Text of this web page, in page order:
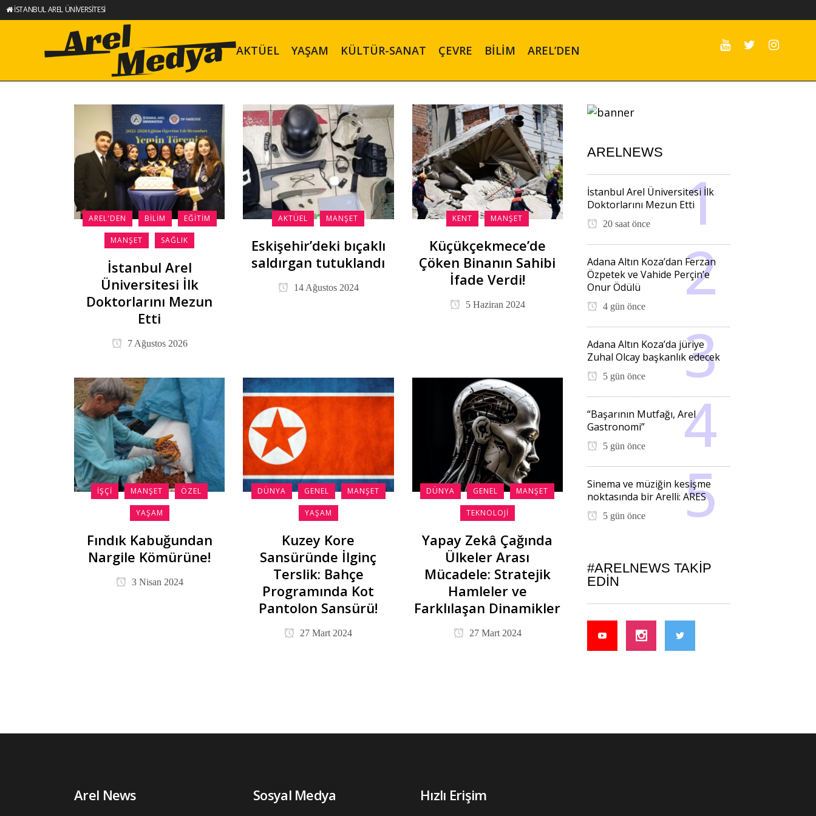
İSTANBUL AREL ÜNİVERSİTESİ
AKTÜEL YAŞAM KÜLTÜR-SANAT ÇEVRE BILIM AREL’DEN
AREL'DEN BILIM EĞITIM
MANŞET SAĞLIK
İstanbul Arel
Üniversitesi İlk
Doktorlarını Mezun
Etti
7 Ağustos 2026
AKTÜEL MANŞET
Eskişehir’deki bıçaklı
saldırgan tutuklandı
14 Ağustos 2024
KENT MANŞET
Küçükçekmece’de
Çöken Binanın Sahibi
İfade Verdi!
5 Haziran 2024
İŞÇI MANŞET ÖZEL
YAŞAM
Fındık Kabuğundan
Nargile Kömürüne!
3 Nisan 2024
DÜNYA GENEL MANŞET
YAŞAM
Kuzey Kore
Sansüründe İlginç
Terslik: Bahçe
Programında Kot
Pantolon Sansürü!
27 Mart 2024
DÜNYA GENEL MANŞET
TEKNOLOJI
Yapay Zekâ Çağında
Ülkeler Arası
Mücadele: Stratejik
Hamleler ve
Farklılaşan Dinamikler
27 Mart 2024
ARELNEWS
İstanbul Arel Üniversitesi İlk
Doktorlarını Mezun Etti
20 saat önce
Adana Altın Koza’dan Ferzan
Özpetek ve Vahide Perçin’e
Onur Ödülü
4 gün önce
Adana Altın Koza’da jüriye
Zuhal Olcay başkanlık edecek
5 gün önce
“Başarının Mutfağı, Arel
Gastronomi”
5 gün önce
Sinema ve müziğin kesişme
noktasında bir Arelli: ARES
5 gün önce
#ARELNEWS TAKIP
EDIN
Arel News Sosyal Medya Hızlı Erişim